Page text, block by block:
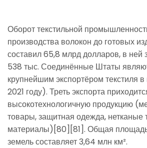
Оборот текстильной
производства волокон до готовых
составил 65,8 млрд долларов, в ней
538 тыс. Соединённые Штаты
крупнейшим экспортёром текстиля
2021 году). Треть экспорта
высокотехнологичную продукцию
товары, защитная одежда, нетканые
материалы)[80][81]. Общая
земель составляет 3,64 млн км².